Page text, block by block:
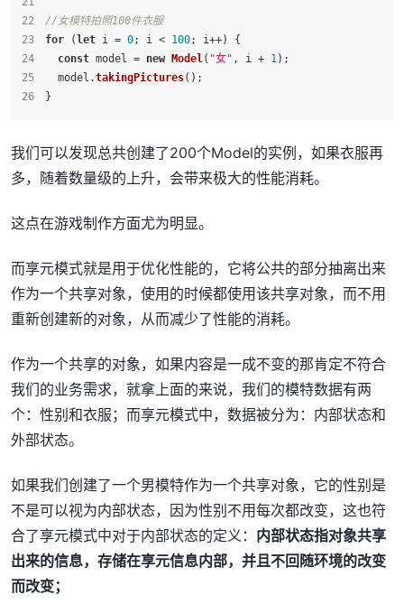
//女模特拍照100件衣服
for ( let i = 0; i < 100; i++) {
const model = new Model( "女" , i + 1);
  model.
takingPictures();
}
我们可以发现总共创建了200个Model的实例，如果衣服再
多，随着数量级的上升，会带来极大的性能消耗。
这点在游戏制作方面尤为明显。
而享元模式就是用于优化性能的，它将公共的部分抽离出来
作为一个共享对象，使用的时候都使用该共享对象，而不用
重新创建新的对象，从而减少了性能的消耗。
作为一个共享的对象，如果内容是一成不变的那肯定不符合
我们的业务需求，就拿上面的来说，我们的模特数据有两
个：性别和衣服；而享元模式中，数据被分为：内部状态和
外部状态。
如果我们创建了一个男模特作为一个共享对象，它的性别是
不是可以视为内部状态，因为性别不用每次都改变，这也符
合了享元模式中对于内部状态的定义： 内部状态指对象共享
出来的信息，存储在享元信息内部，并且不回随环境的改变
而改变；